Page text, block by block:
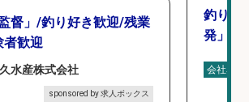
督」/釣り好き歓迎/残業
者歓迎
水産株式会社
sponsored by 求人ボックス
釣り好
発」/
会社名